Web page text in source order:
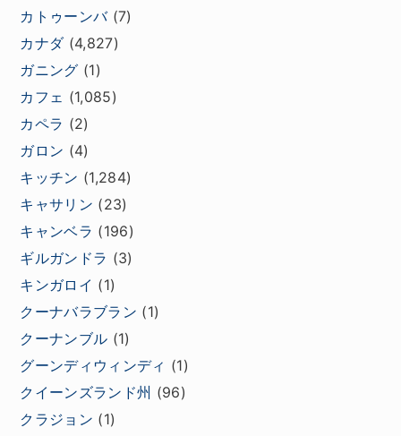
カトゥーンバ(7)
カナダ(4,827)
ガニング (1)
カフェ (1,085)
カペラ (2)
ガロン (4)
キッチン (1,284)
キャサリン (23)
キャンベラ (196)
ギルガンドラ (3)
キンガロイ (1)
クーナバラブラン (1)
クーナンブル (1)
グーンディウィンディ (1)
クイーンズランド州 (96)
クラジョン (1)